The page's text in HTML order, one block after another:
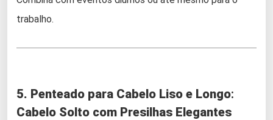
trabalho.
5. Penteado para Cabelo Liso e Longo:
Cabelo Solto com Presilhas Elegantes